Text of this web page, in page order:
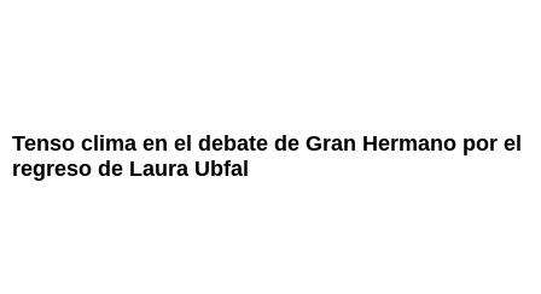
Tenso clima en el debate de Gran Hermano por el
regreso de Laura Ubfal